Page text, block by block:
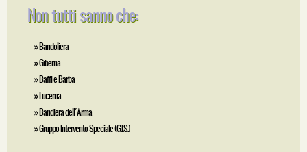
Non tutti sanno che:
» Bandoliera
» Giberna
» Baffi e Barba
» Lucerna
» Bandiera dell´Arma
» Gruppo Intervento Speciale (G.I.S.)